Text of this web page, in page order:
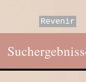
Revenir